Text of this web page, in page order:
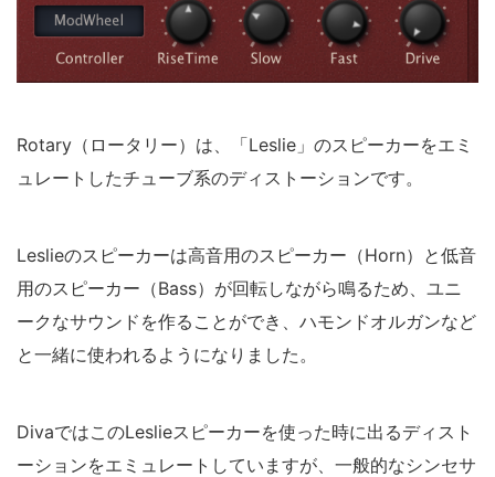
Rotary（ロータリー）は、「Leslie」のスピーカーをエミ
ュレートしたチューブ系のディストーションです。
Leslieのスピーカーは高音用のスピーカー（Horn）と低音
用のスピーカー（Bass）が回転しながら鳴るため、ユニ
ークなサウンドを作ることができ、ハモンドオルガンなど
と一緒に使われるようになりました。
DivaではこのLeslieスピーカーを使った時に出るディスト
ーションをエミュレートしていますが、一般的なシンセサ